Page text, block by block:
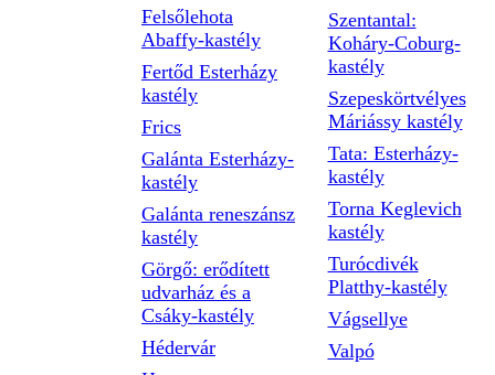
Felsőlehota
Abaffy-kastély
Fertőd Esterházy
kastély
Frics
Galánta Esterházy-
kastély
Galánta reneszánsz
kastély
Görgő: erődített
udvarház és a
Csáky-kastély
Hédervár
Szentantal:
Koháry-Coburg-
kastély
Szepeskörtvélyes
Máriássy kastély
Tata: Esterházy-
kastély
Torna Keglevich
kastély
Turócdivék
Platthy-kastély
Vágsellye
Valpó